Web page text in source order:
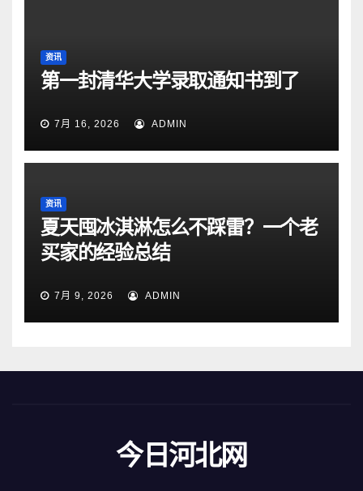
资讯
第一封清华大学录取通知书到了
7月 16, 2026 ADMIN
资讯
夏天囤冰淇淋怎么不踩雷？一个老
买家的经验总结
7月 9, 2026 ADMIN
今日河北网